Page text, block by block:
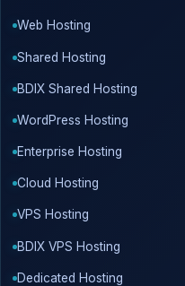
Web Hosting
Shared Hosting
BDIX Shared Hosting
WordPress Hosting
Enterprise Hosting
Cloud Hosting
VPS Hosting
BDIX VPS Hosting
Dedicated Hosting